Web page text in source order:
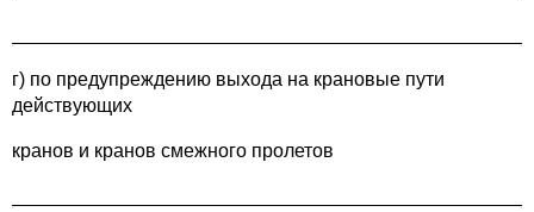
г) по предупреждению выхода на крановые пути
действующих
кранов и кранов смежного пролетов